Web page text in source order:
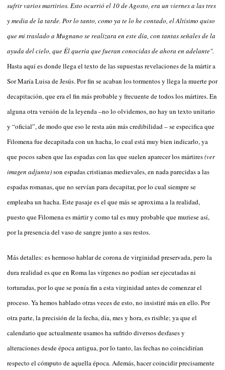
sufrir varios martirios. Esto ocurrió el 10 de Agosto, era un viernes a las tres
y media de la tarde. Por lo tanto, como ya te lo he contado, el Altísimo quiso
que mi traslado a Mugnano se realizara en este día, con tantas señales de la
ayuda del cielo, que Él quería que fueran conocidas de ahora en adelante".
Hasta aquí es donde llega el texto de las supuestas revelaciones de la mártir a
Sor María Luisa de Jesús. Por fin se acaban los tormentos y llega la muerte por
decapitación, que era el fin más probable y frecuente de todos los mártires. En
alguna otra versión de la leyenda –no lo olvidemos, no hay un texto unitario
y “oficial”, de modo que eso le resta aún más credibilidad – se especifica que
Filomena fue decapitada con un hacha, lo cual está muy bien indicarlo, ya
que pocos saben que las espadas con las que suelen aparecer los mártires(ver
imagen adjunta)son espadas cristianas medievales, en nada parecidas a las
espadas romanas, que no servían para decapitar, por lo cual siempre se
empleaba un hacha. Este pasaje es el que más se aproxima a la realidad,
puesto que Filomena es mártir y como tal es muy probable que muriese así,
por la presencia del vaso de sangre junto a sus restos.
Más detalles: es hermoso hablar de corona de virginidad preservada, pero la
dura realidad es que en Roma las vírgenes no podían ser ejecutadas ni
torturadas, por lo que se ponía fin a esta virginidad antes de comenzar el
proceso. Ya hemos hablado otras veces de esto, no insistiré más en ello. Por
otra parte, la precisión de la fecha, día, mes y hora, es risible; ya que el
calendario que actualmente usamos ha sufrido diversos desfases y
alteraciones desde época antigua, por lo tanto, las fechas no coincidirían
respecto el cómputo de aquella época. Además, hacer coincidir precisamente